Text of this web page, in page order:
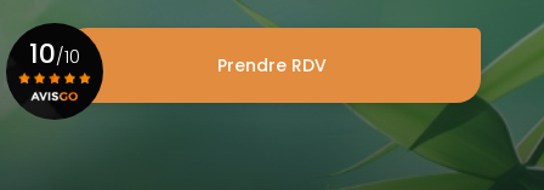
Prendre RDV
10/10